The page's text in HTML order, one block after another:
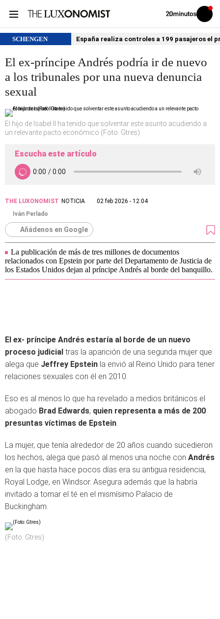
Volver
Iniciar
sesión
SCHENGEN España realiza controles a 199 pasajeros el
El ex-príncipe Andrés podría ir de nuevo
a los tribunales por una nueva denuncia
sexual
El hijo de Isabel II ha tenido que solventar este asunto acudiendo a
un relevante pacto económico (Foto: Gtres)
Escucha este artículo
THE LUXONOMIST NOTICIA
02 feb 2026 - 12:04
Iván Perlado
Añádenos en Google
La publicación de más de tres millones de documentos
relacionados con Epstein por parte del Departamento de Justicia de
los Estados Unidos dejan al príncipe Andrés al borde del banquillo.
El ex- príncipe Andrés estaría al borde de un nuevo
proceso judicial tras la aparición de una segunda mujer que
alega que Jeffrey Epstein la envió al Reino Unido para tener
relaciones sexuales con él en 2010.
Eso es al menos lo que ha revelado a medios británicos el
abogado Brad Edwards, quien representa a más de 200
presuntas víctimas de Epstein.
La mujer, que tenía alrededor de 20 años cuando sucedieron
los hechos, alega que pasó al menos una noche con Andrés
en la que hasta hace pocos días era su antigua residencia,
Royal Lodge, en Windsor. Asegura además que la habría
invitado a tomar el té en el mismísimo Palacio de
Buckingham.
(Foto: Gtres)